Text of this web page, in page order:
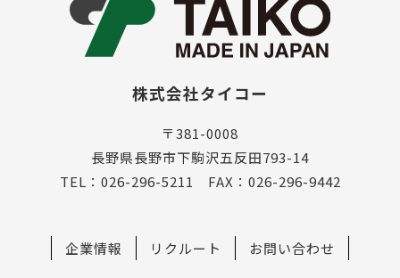
株式会社タイコー
〒381-0008
長野県長野市下駒沢五反田793-14
TEL：026-296-5211 FAX：026-296-9442
企業情報 リクルート お問い合わせ